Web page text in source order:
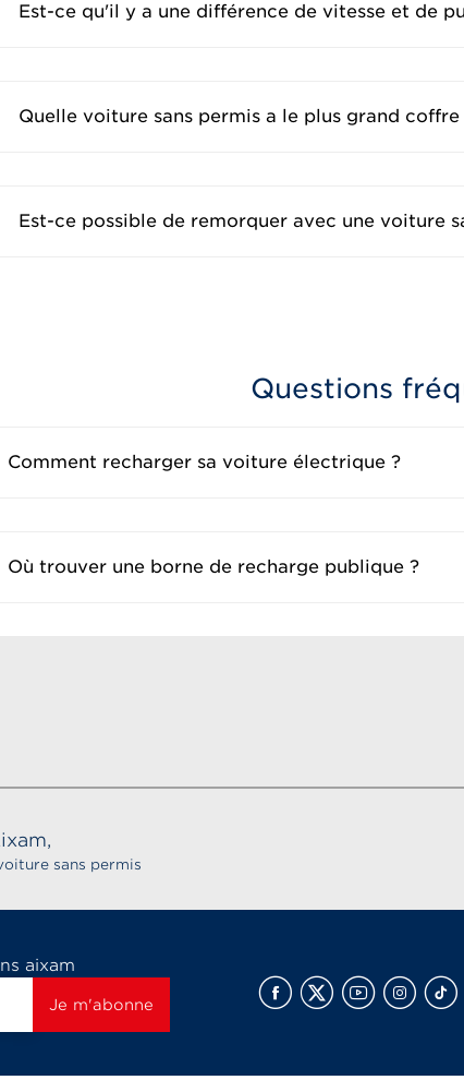
Est-ce qu'il y a une différence de vitesse et de
Quelle voiture sans permis a le plus grand coffre
Est-ce possible de remorquer avec une voiture
Questions
Comment recharger sa voiture électrique ?
Où trouver une borne de recharge publique ?
sans permis
aixam